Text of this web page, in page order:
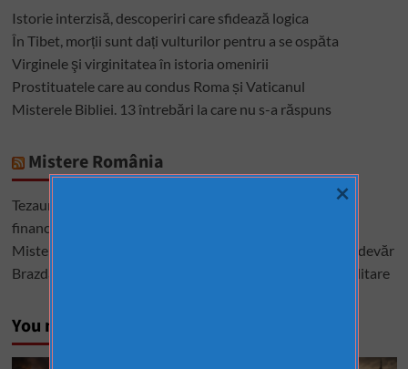
Istorie interzisă, descoperiri care sfidează logica
În Tibet, morții sunt dați vulturilor pentru a se ospăta
Virginele şi virginitatea în istoria omenirii
Prostituatele care au condus Roma și Vaticanul
Misterele Bibliei. 13 întrebări la care nu s-a răspuns
Mistere România
Tezaurul României de la Moscova – cel mai mare mister
financiar din istoria României
Misterele lui Ștefan cel Mare – între istorie, legendă și adevăr
Brazda lui Novac, una dintre cele mai mari construcții militare
You may have missed
×